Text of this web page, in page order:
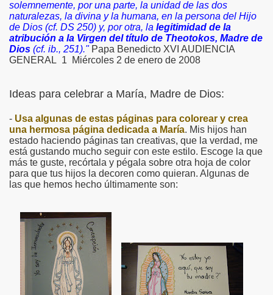
solemnemente, por una parte, la unidad de las dos
naturalezas, la divina y la humana, en la persona del Hijo
de Dios (cf. DS 250) y, por otra, la legitimidad de la
atribución a la Virgen del título de Theotokos, Madre de
Dios (cf. ib., 251)."Papa Benedicto XVI AUDIENCIA
GENERAL 1 Miércoles 2 de enero de 2008
Ideas para celebrar a María, Madre de Dios:
- Usa algunas de estas páginas para colorear y crea
una hermosa página dedicada a María. Mis hijos han
estado haciendo páginas tan creativas, que la verdad, me
está gustando mucho seguir con este estilo. Escoge la que
más te guste, recórtala y pégala sobre otra hoja de color
para que tus hijos la decoren como quieran. Algunas de
las que hemos hecho últimamente son: